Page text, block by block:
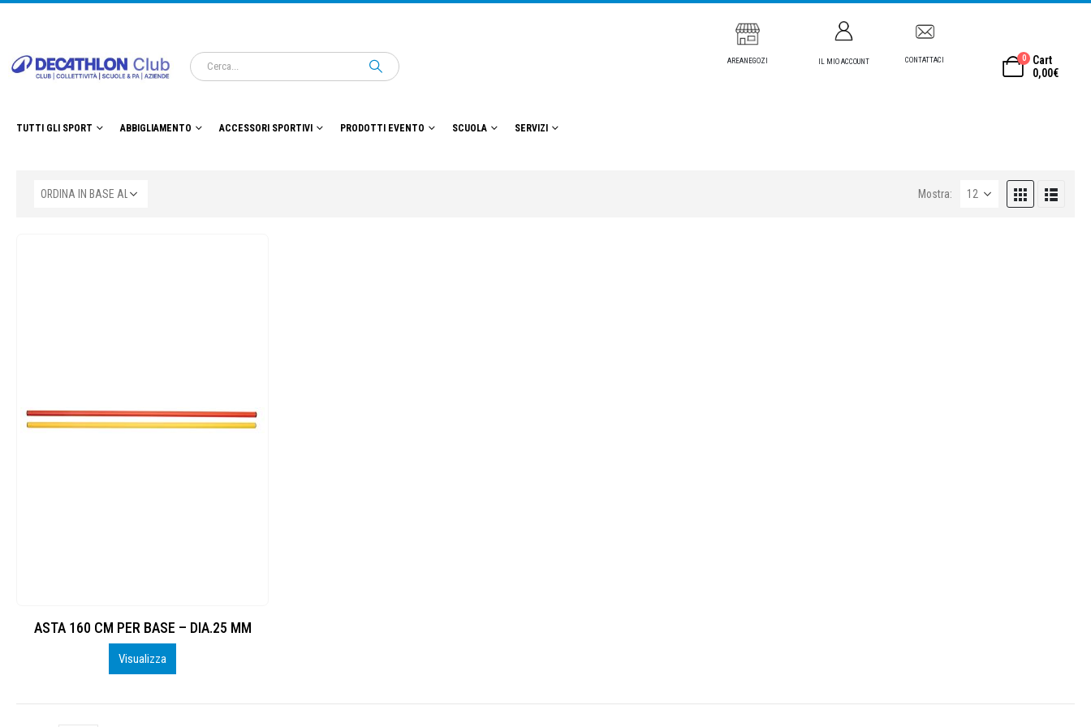
AREANEGOZI IL MIO ACCOUNT CONTATTACI 0
Cart
0,00€
TUTTI GLI SPORT ABBIGLIAMENTO ACCESSORI SPORTIVI PRODOTTI EVENTO SCUOLA SERVIZI
Mostra:
ASTA 160 CM PER BASE – DIA.25 MM
Visualizza